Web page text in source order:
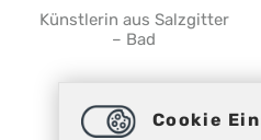
Künstlerin aus Salzgitter
– Bad
Cookie